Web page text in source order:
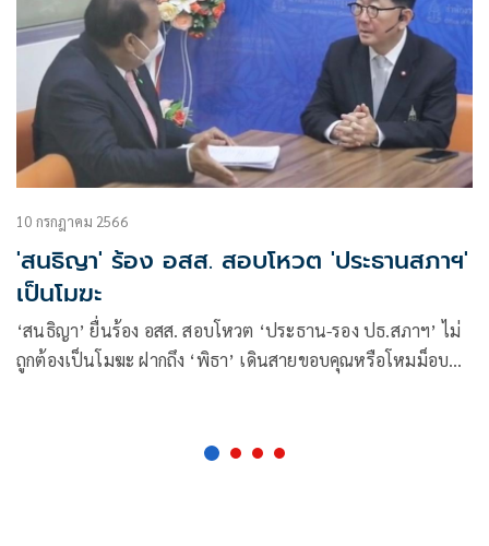
10 กรกฎาคม 2566
'สนธิญา' ร้อง อสส. สอบโหวต 'ประธานสภาฯ'
เป็นโมฆะ
‘สนธิญา’ ยื่นร้อง อสส. สอบโหวต ‘ประธาน-รอง ปธ.สภาฯ’ ไม่
ถูกต้องเป็นโมฆะ ฝากถึง ‘พิธา’ เดินสายขอบคุณหรือโหมม็อบ